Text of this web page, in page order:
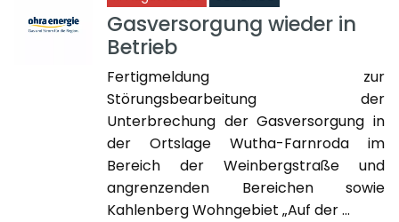
Gasversorgung wieder in
Betrieb
Fertigmeldung zur
Störungsbearbeitung der
Unterbrechung der Gasversorgung in
der Ortslage Wutha-Farnroda im
Bereich der Weinbergstraße und
angrenzenden Bereichen sowie
Kahlenberg Wohngebiet „Auf der ...